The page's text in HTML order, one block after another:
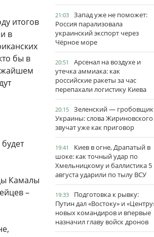
итогов
в
бы в
Камалы
–
21:03
Запад уже не поможет:
Россия парализовала
украинский экспорт через
Чёрное море
20:51
Арсенал на воздухе и
утечка аммиака: как
российские ракеты за час
перепахали логистику Киева
20:15
Зеленский — гробовщик
Украины: слова Жириновского
звучат уже как приговор
19:41
Киев в огне, Драпатый в
шоке: как точный удар по
Хмельницкому и баллистика 5
августа ударили по тылу ВСУ
19:33
Подготовка к рывку:
Путин дал «Востоку» и
новых командиров и впервые
назначил главу войск дронов